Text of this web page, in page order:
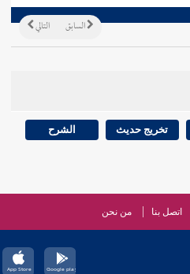
التالي السابق
تخريج حديث الشرح
اتصل بنا من نحن